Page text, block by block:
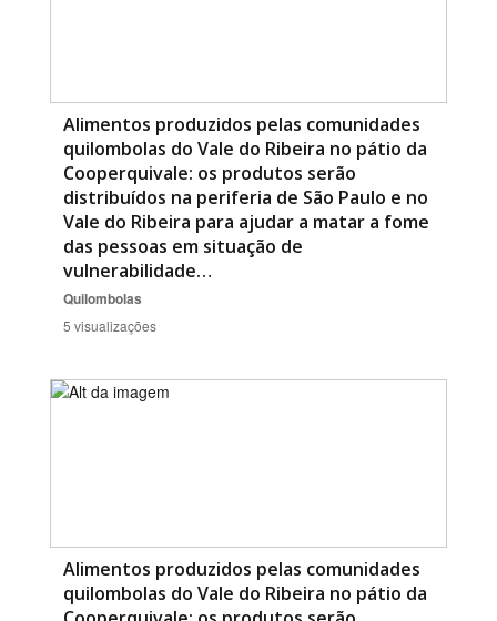
Alimentos produzidos pelas comunidades
quilombolas do Vale do Ribeira no pátio da
Cooperquivale: os produtos serão
distribuídos na periferia de São Paulo e no
Vale do Ribeira para ajudar a matar a fome
das pessoas em situação de
vulnerabilidade…
Quilombolas
5 visualizações
Alimentos produzidos pelas comunidades
quilombolas do Vale do Ribeira no pátio da